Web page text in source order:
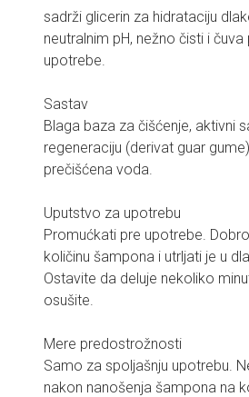
sadrži glicerin za hidrataciju
neutralnim pH, nežno čisti i
upotrebe.
Sastav
Blaga baza za čišćenje, aktivni
regeneraciju (derivat guar
prečišćena voda.
Uputstvo za upotrebu
Promućkati pre upotrebe.
količinu šampona i utrljati je u
Ostavite da deluje nekoliko
osušite.
Mere predostrožnosti
Samo za spoljašnju upotrebu.
nakon nanošenja šampona na